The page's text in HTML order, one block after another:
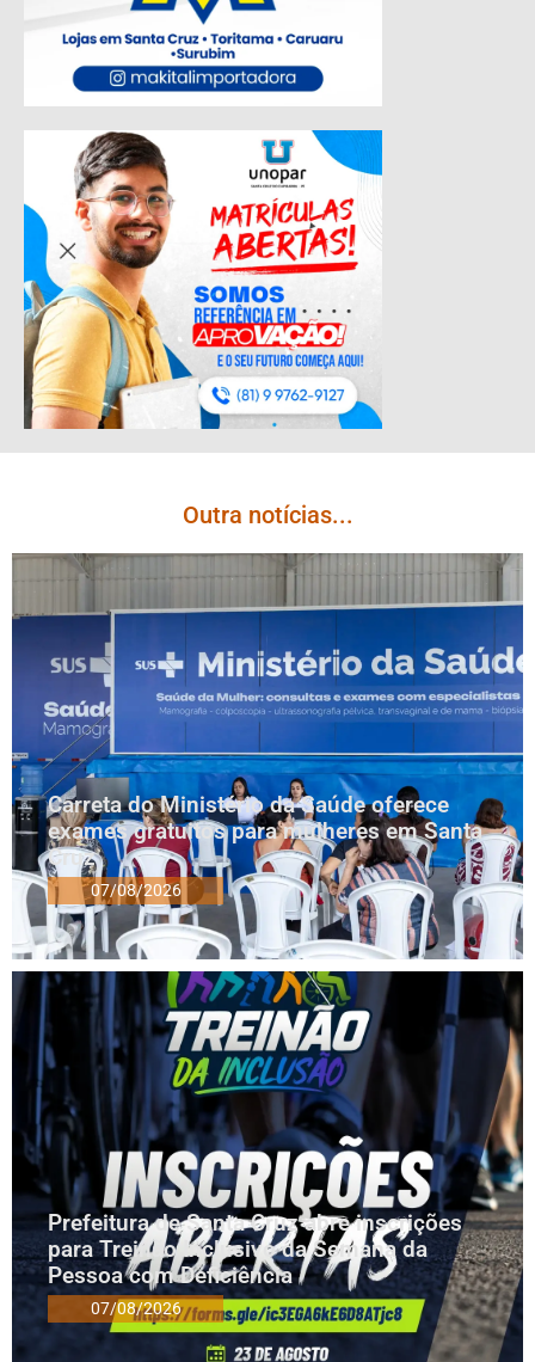
Outra notícias...
Carreta do Ministério da Saúde oferece
exames gratuitos para mulheres em Santa
Cruz
07/08/2026
Prefeitura de Santa Cruz abre inscrições
para Treinão Inclusivo da Semana da
Pessoa com Deficiência
07/08/2026